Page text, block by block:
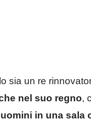
sia un re
nel suo regno,
in una sala